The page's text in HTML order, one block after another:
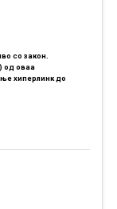
со закон.
од оваа
хиперлинк до